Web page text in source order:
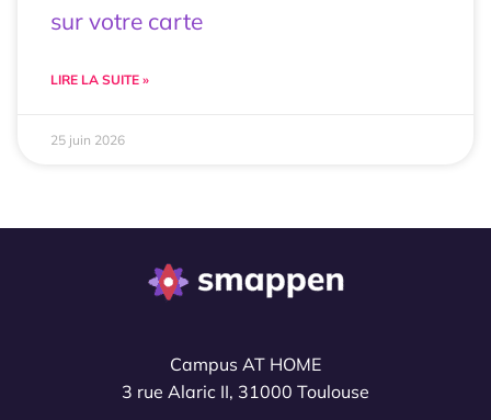
sur votre carte
LIRE LA SUITE »
25 juin 2026
Campus AT HOME
3 rue Alaric II, 31000 Toulouse